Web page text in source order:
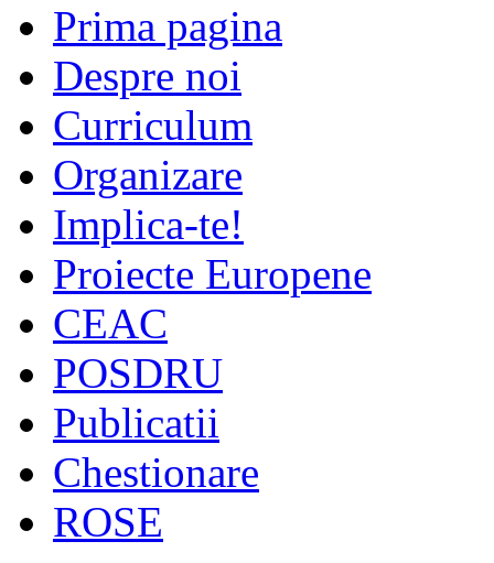
Prima pagina
Despre noi
Curriculum
Organizare
Implica-te!
Proiecte Europene
CEAC
POSDRU
Publicatii
Chestionare
ROSE